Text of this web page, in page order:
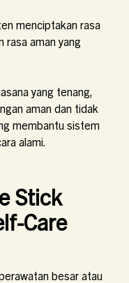
menciptakan rasa
rasa aman yang
yang tenang,
aman dan tidak
membantu sistem
alami.
Stick
Care
besar atau